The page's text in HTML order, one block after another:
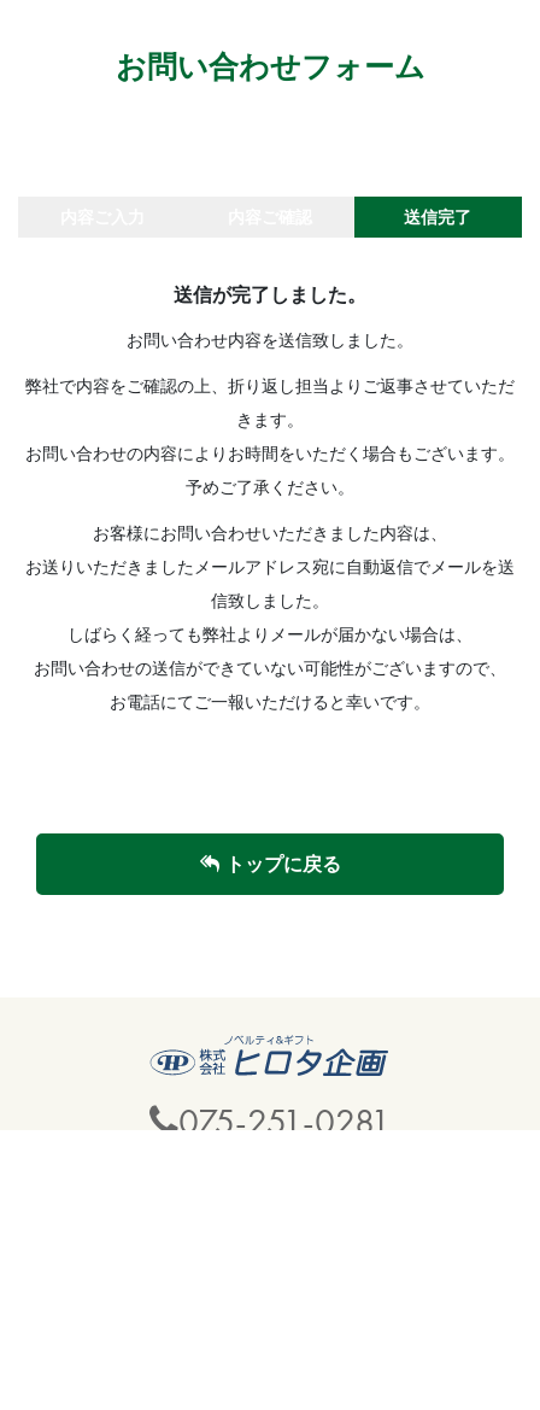
お問い合わせフォーム
送信完了
送信が完了しました。
お問い合わせ内容を送信致しました。
弊社で内容をご確認の上、折り返し担当よりご返事させていただ
きます。
お問い合わせの内容によりお時間をいただく場合もございます。
予めご了承ください。
お客様にお問い合わせいただきました内容は、
お送りいただきましたメールアドレス宛に自動返信でメールを送
信致しました。
しばらく経っても弊社よりメールが届かない場合は、
お問い合わせの送信ができていない可能性がございますので、
お電話にてご一報いただけると幸いです。
トップに戻る
075-251-0281